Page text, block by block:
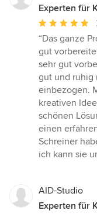
Experten für
Bewertung:
5
von
5
Sternen
“Das ganze
gut
sehr gut
gut und ruhig
einbezogen.
kreativen
schönen
einen
Schreiner
ich kann sie
AID-Studio
Experten für